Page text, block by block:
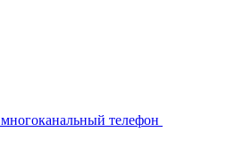
многоканальный телефон